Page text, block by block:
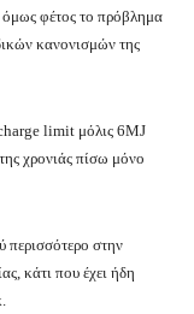
όμως φέτος το πρόβλημα
κανονισμών της
limit μόλις 6MJ
χρονιάς πίσω μόνο
περισσότερο στην
κάτι που έχει ήδη